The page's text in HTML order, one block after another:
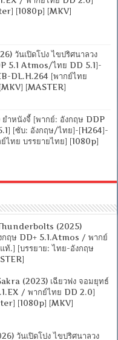
[1080p] [MKV]
วันเปิดโปง ไขปริศนาลวง
5.1 Atmos/ไทย DD 5.1]-
DL.H.264 [พากย์ไทย
[MASTER]
ำหนังจี้ [พากย์: อังกฤษ DDP
[ซับ: อังกฤษ/ไทย]-[H264]-
ไทย บรรยายไทย] [1080p]
(2025)
กฤษ DD+ 5.1.Atmos / พากย์
.] [บรรยาย: ไทย-อังกฤษ
(2023) เฉียวฟง จอมยุทธ์
/ พากย์ไทย DD 2.0]
[1080p] [MKV]
วันเปิดโปง ไขปริศนาลวง